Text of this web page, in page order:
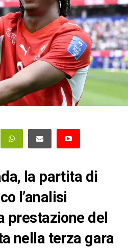
la partita di
l’analisi
prestazione del
nella terza gara